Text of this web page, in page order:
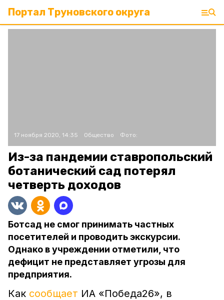
Портал Труновского округа
17 ноября 2020, 14:35 Общество Фото:
Из-за пандемии ставропольский
ботанический сад потерял
четверть доходов
Ботсад не смог принимать частных
посетителей и проводить экскурсии.
Однако в учреждении отметили, что
дефицит не представляет угрозы для
предприятия.
Как сообщает ИА «Победа26», в